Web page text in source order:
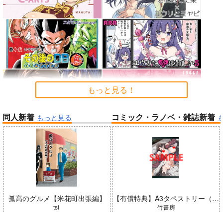
孤独だった国民的美少女の妹を一晩
泊めたら懐かれた
人狼機ウィンヴルガ ー叛逆篇ー 5
魔王マーラ煩悩学園 ～勇者、教師に 時々ボソッとロシア語でデレる勇者
のアーリャさん
帝国機神ヴォルカミオン 2 ふかふかダンジョン攻略記 19
アイドルマスター ミリオンラ
イブ！
Summer Challenger/水瀬いの
り
もっと見る！
同人新着 もっと見る
孤高のグルメ【米花町出張編】
tsi
コミック・ラノベ・雑誌新着
【有償特典】A3タペストリー（ガールズゾンビパーティー 5）
竹書房